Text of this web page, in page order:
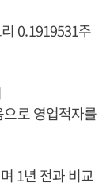
0.1919531주
로 영업적자를
1년 전과 비교